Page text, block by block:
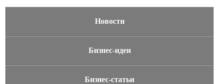
Новости
Бизнес-идеи
Бизнес-статьи